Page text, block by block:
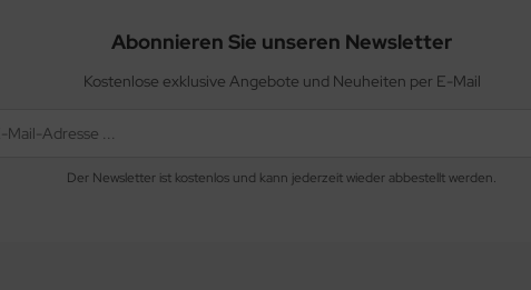
Abonnieren Sie unseren Newsletter
Kostenlose exklusive Angebote und Neuheiten per E-Mail
Der Newsletter ist kostenlos und kann jederzeit wieder abbestellt werden.